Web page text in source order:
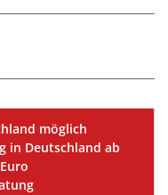
möglich
in Deutschland ab